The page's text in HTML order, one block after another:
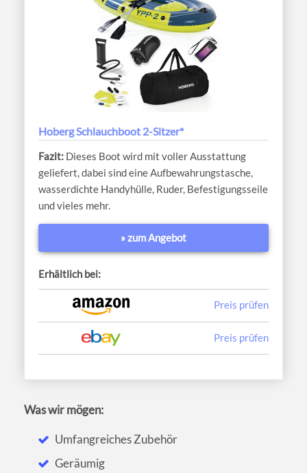
Hoberg Schlauchboot 2-Sitzer*
Dieses Boot wird mit voller Ausstattung
geliefert, dabei sind eine Aufbewahrungstasche,
wasserdichte Handyhülle, Ruder, Befestigungsseile
und vieles mehr.
» zum Angebot
Erhältlich bei:
Preis prüfen
Preis prüfen
Was wir mögen:
Umfangreiches Zubehör
Geräumig